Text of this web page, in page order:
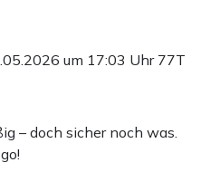
um 17:03 Uhr 77T
– doch sicher noch was.